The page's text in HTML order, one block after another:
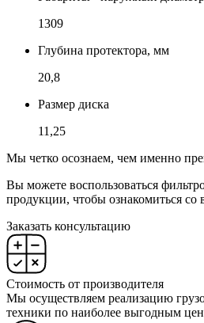
1309
Глубина протектора, мм
20,8
Размер диска
11,25
Мы четко осознаем, чем именно
Вы можете воспользоваться
продукции, чтобы ознакомиться со
Заказать консультацию
Стоимость от производителя
Мы осуществляем реализацию
техники по наиболее выгодным